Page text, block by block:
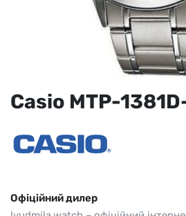
Casio MTP-
Офіційний дилер